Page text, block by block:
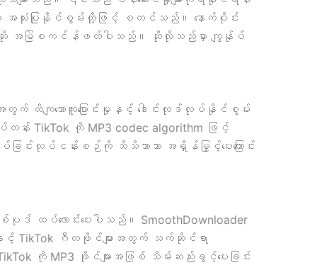
အသုံးပြုနိုင်စွမ်းတို့ဖြင့် စတင်သည်။ နောက်ပိုင်း
ကိုမဆို အမြဲစကင်န်ဖတ်ပါသည်။ ဆိုလိုသည်မှာ ကျွန်ုပ်
တိကျသောကူးပြောင်းမှုနှင့် ဒေါင်းလုဒ်လုပ်နိုင်စွမ်း
TikTok ကို MP3 codec algorithm ဖြင့်
ြင်းလုပ်ငန်းစဉ်ကို သိသိသာသာ အရှိန်မြှင့်ပေးကြောင်း
ထပ်လောင်းပေးပါသည်။ SmoothDownloader
နှင့် TikTok ဂီတဖိုင်များအတွက် သက်ဆိုင်ရာ
ကို MP3 ဖိုင်များအဖြစ် သိမ်းဆည်းခွင့်ပေးခြင်း